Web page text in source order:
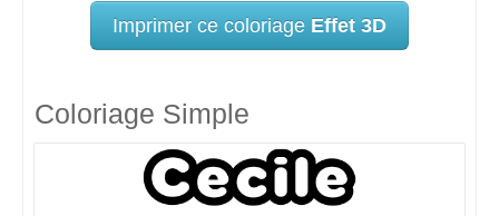
Imprimer ce coloriage Effet 3D
Coloriage Simple